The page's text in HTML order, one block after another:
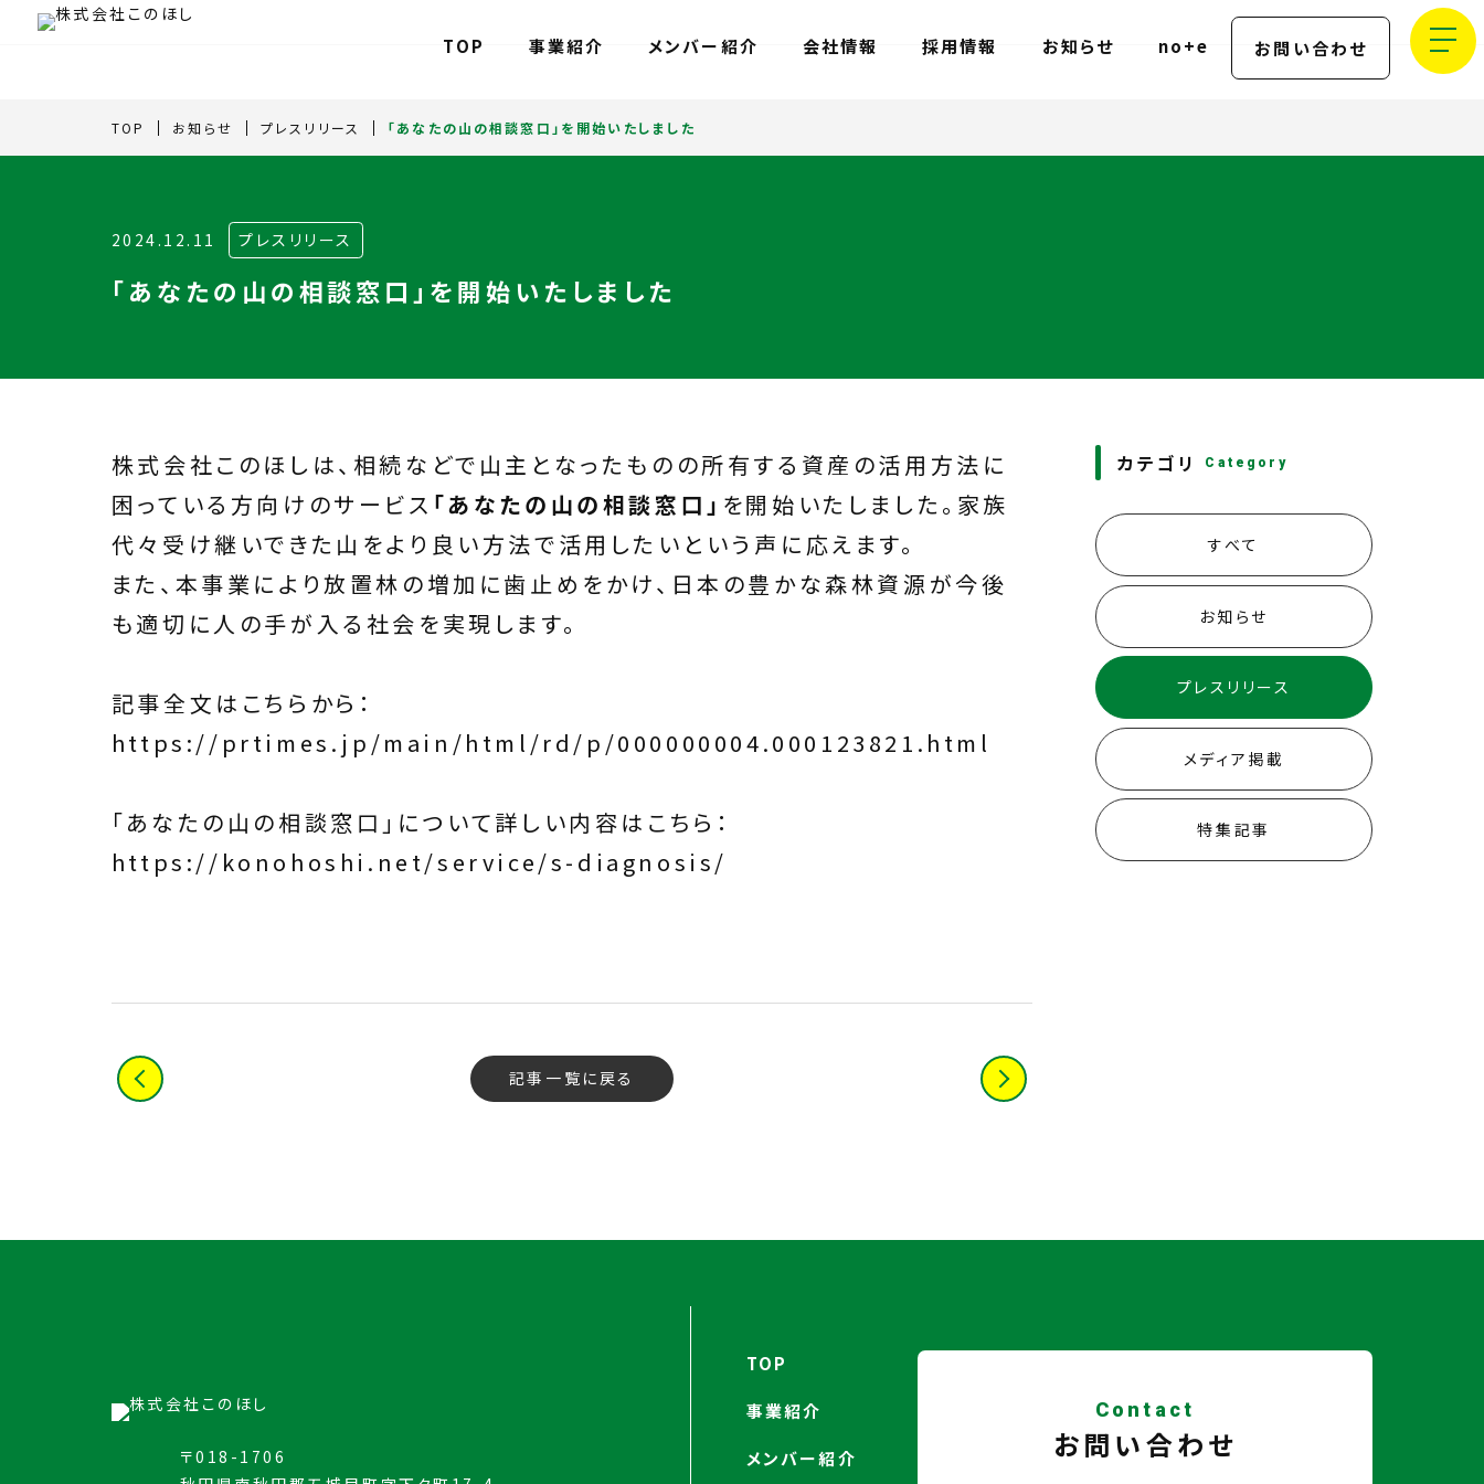
TOP 事業紹介 メンバー紹介 会社情報 採用情報 お知らせ no+e お問い合わせ
TOP お知らせ プレスリリース 「あなたの山の相談窓口」を開始いたしました
2024.12.11 プレスリリース
「あなたの山の相談窓口」を開始いたしました
株式会社このほしは、相続などで山主となったものの所有する資産の活用方法に
困っている方向けのサービス 「あなたの山の相談窓口」 を開始いたしました。家族
代々受け継いできた山をより良い方法で活用したいという声に応えます。
また、本事業により放置林の増加に歯止めをかけ、日本の豊かな森林資源が今後
も適切に人の手が入る社会を実現します。
記事全文はこちらから：
https://prtimes.jp/main/html/rd/p/000000004.000123821.html
「あなたの山の相談窓口」について詳しい内容はこちら：
https://konohoshi.net/service/s-diagnosis/
記事一覧に戻る
カテゴリ Category
すべて
お知らせ
プレスリリース
メディア掲載
特集記事
〒018-1706
TOP
事業紹介
メンバー紹介
Contact
お問い合わせ